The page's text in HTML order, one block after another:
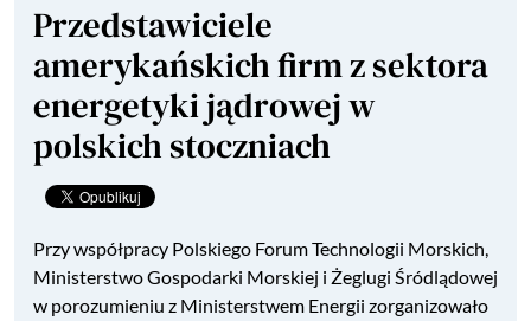
Przedstawiciele
amerykańskich firm z sektora
energetyki jądrowej w
polskich stoczniach
Przy współpracy Polskiego Forum Technologii Morskich,
Ministerstwo Gospodarki Morskiej i Żeglugi Śródlądowej
w porozumieniu z Ministerstwem Energii zorganizowało